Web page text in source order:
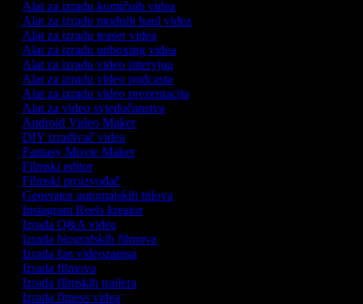
Alat za izradu komičnih videa
Alat za izradu modnih haul videa
Alat za izradu teaser videa
Alat za izradu unboxing videa
Alat za izradu video intervjua
Alat za izradu video podcasta
Alat za izradu video prezentacija
Alat za video svjedočanstva
Android Video Maker
DIY izrađivač videa
Fantasy Movie Maker
Filmski editor
Filmski proizvođač
Generator automatskih titlova
Instagram Reels kreator
Izrada Q&A videa
Izrada biografskih filmova
Izrada fan videozapisa
Izrada filmova
Izrada filmskih trailera
Izrada fitness videa